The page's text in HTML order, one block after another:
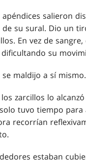
apéndices salieron
de su sural. Dio un
En vez de
dificultando su
se maldijo a sí mismo.
zarcillos lo
tuvo tiempo
recorrían
estaban